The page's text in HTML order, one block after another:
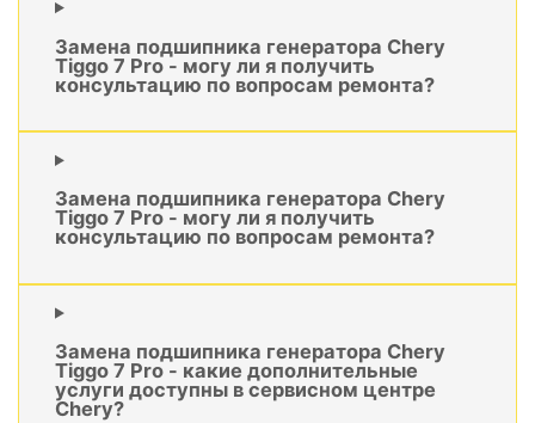
Замена подшипника генератора Chery
Tiggo 7 Pro - могу ли я получить
консультацию по вопросам ремонта?
Замена подшипника генератора Chery
Tiggo 7 Pro - могу ли я получить
консультацию по вопросам ремонта?
Замена подшипника генератора Chery
Tiggo 7 Pro - какие дополнительные
услуги доступны в сервисном центре
Chery?